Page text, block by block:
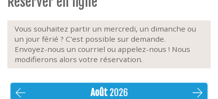
Vous souhaitez partir un mercredi, un dimanche ou
un jour férié ? C'est possible sur demande.
Envoyez-nous un courriel ou appelez-nous ! Nous
modifierons alors votre réservation.
Août 2026